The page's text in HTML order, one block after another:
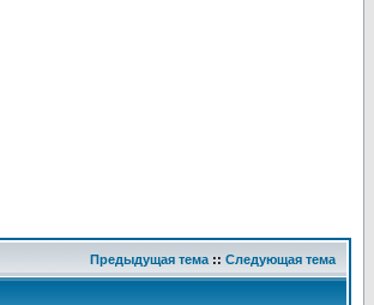
Предыдущая тема :: Следующая тема